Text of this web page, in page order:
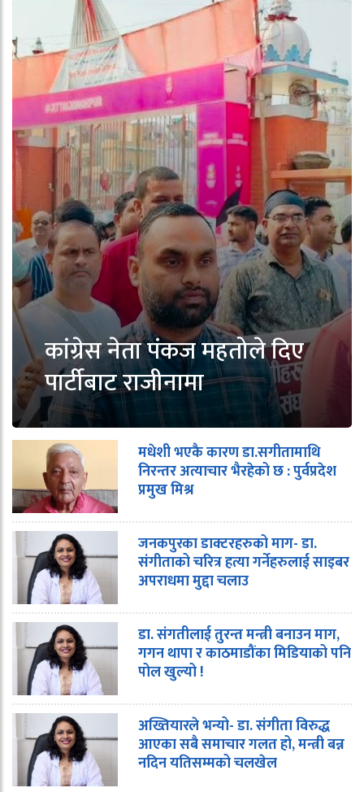
कांग्रेस नेता पंकज महतोले दिए
पार्टीबाट राजीनामा
मधेशी भएकै कारण डा.सगीतामाथि
निरन्तर अत्याचार भैरहेको छ : पुर्वप्रदेश
प्रमुख मिश्र
जनकपुरका डाक्टरहरुको माग- डा.
संगीताको चरित्र हत्या गर्नेहरुलाई साइबर
अपराधमा मुद्दा चलाउ
डा. संगतीलाई तुरन्त मन्त्री बनाउन माग,
गगन थापा र काठमाडौंका मिडियाको पनि
पोल खुल्यो !
अख्तियारले भन्यो- डा. संगीता विरुद्ध
आएका सबै समाचार गलत हो, मन्त्री बन्न
नदिन यतिसम्मको चलखेल